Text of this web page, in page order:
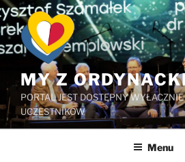
Przejdź
do
treści
MY Z
PORTAL JEST DOSTĘPNY
UCZESTNIKÓW
Menu